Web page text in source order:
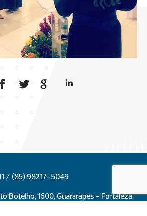
/ (85) 98217-5049
Botelho, 1600, Guararapes - Fortaleza,